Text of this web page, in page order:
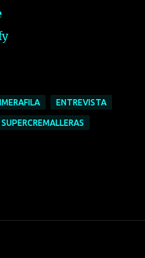
ENTREVISTA
SUPERCREMALLERAS